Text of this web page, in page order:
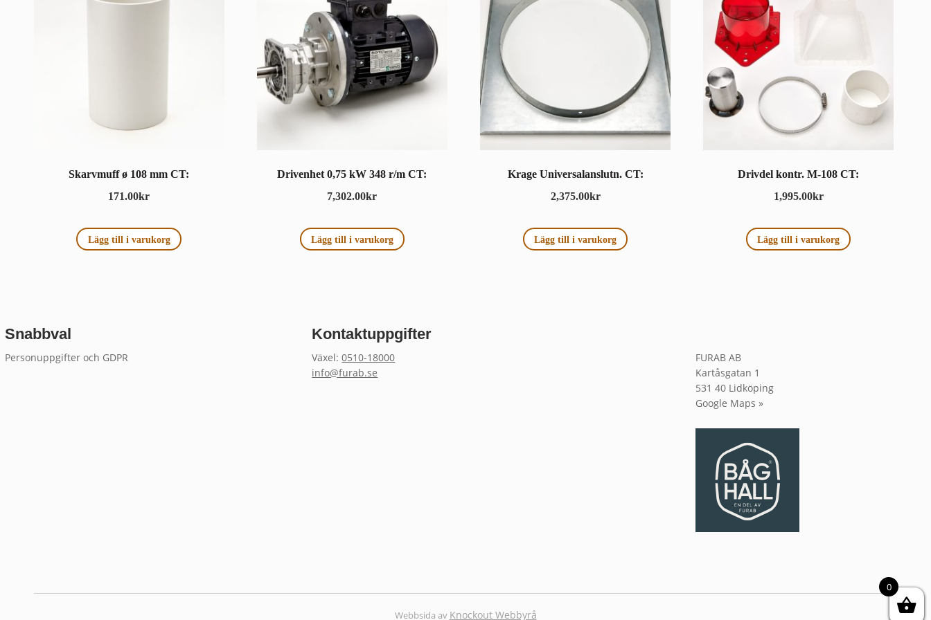
Skarvmuff ø 108 mm CT:
171.00kr
Lägg till i varukorg
Drivenhet 0,75 kW 348 r/m CT:
7,302.00kr
Lägg till i varukorg
Krage Universalanslutn. CT:
2,375.00kr
Lägg till i varukorg
Drivdel kontr. M-108 CT:
1,995.00kr
Lägg till i varukorg
Snabbval
Personuppgifter och GDPR
Kontaktuppgifter
Växel:0510-18000
info@furab.se
FURAB AB
Kartåsgatan 1
531 40 Lidköping
Google Maps »
Webbsida av Knockout Webbyrå
0